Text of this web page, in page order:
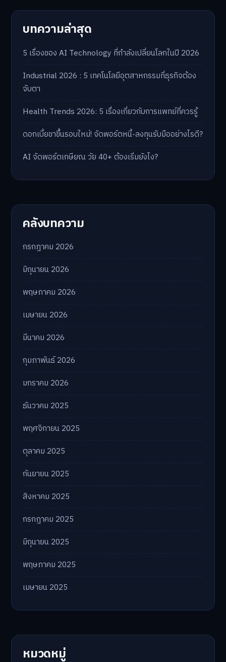
บทความล่าสุด
5 เรื่องของ AI Technology ที่กำลังเปลี่ยนโลกในปี 2026
Industrial 2026 : 5 เทคโนโลยีอุตสาหกรรมที่ธุรกิจต้อง
จับตา
Health Trends 2026: 5 เรื่องเกี่ยวกับการแพทย์ที่ควรรู้
ดอกเบี้ยขาขึ้นรอบใหม่! จัดพอร์ตหนี้-ลงทุนรับมืออย่างไรดี?
AI จัดพอร์ตเกษียณ วัย 40+ ต้องเริ่มยังไง?
คลังบทความ
กรกฎาคม 2026
มิถุนายน 2026
พฤษภาคม 2026
เมษายน 2026
มีนาคม 2026
กุมภาพันธ์ 2026
มกราคม 2026
ธันวาคม 2025
พฤศจิกายน 2025
ตุลาคม 2025
กันยายน 2025
สิงหาคม 2025
กรกฎาคม 2025
มิถุนายน 2025
พฤษภาคม 2025
เมษายน 2025
หมวดหมู่